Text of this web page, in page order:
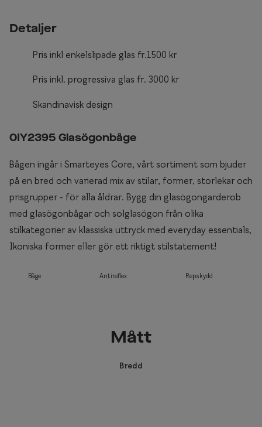
Detaljer
Pris inkl enkelslipade glas fr.1500 kr
Pris inkl. progressiva glas fr. 3000 kr
Skandinavisk design
0IY2395 Glasögonbåge
Bågen ingår i Smarteyes Core, vårt sortiment som bjuder
på en bred och varierad mix av stilar, former, storlekar och
prisgrupper - för alla åldrar. Bygg din glasögongarderob
med glasögonbågar och solglasögon från olika
stilkategorier av klassiska uttryck med everyday essentials,
Ikoniska former eller gör ett riktigt stilstatement!
Båge Antireflex Repskydd
Mått
Bredd